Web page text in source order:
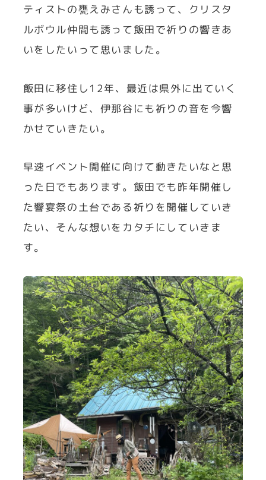
ティストの甕えみさんも誘って、クリスタ
ルボウル仲間も誘って飯田で祈りの響きあ
いをしたいって思いました。
飯田に移住し12年、最近は県外に出ていく
事が多いけど、伊那谷にも祈りの音を今響
かせていきたい。
早速イベント開催に向けて動きたいなと思
った日でもあります。飯田でも昨年開催し
た響宴祭の土台である祈りを開催していき
たい、そんな想いをカタチにしていきま
す。